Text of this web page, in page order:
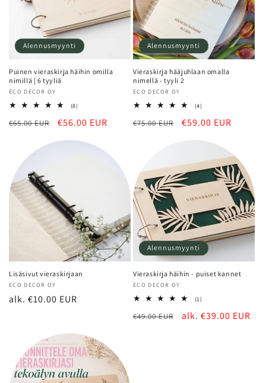
Alennusmyynti
Puinen vieraskirja häihin omilla
nimillä | 6 tyyliä
Myyjä:
ECO DECOR OY
(8)8
yhteensä
Normaalihinta
€65.00 EUR Alennushinta
€56.00 EUR
Alennusmyynti
Vieraskirja hääjuhlaan omalla
nimellä - tyyli 2
Myyjä:
ECO DECOR OY
(4)4
yhteensä
Normaalihinta
€75.00 EUR Alennushinta
€59.00 EUR
Lisäsivut vieraskirjaan
Myyjä:
ECO DECOR OY
Normaalihinta
alk. €10.00 EUR
Alennusmyynti
Vieraskirja häihin - puiset kannet
Myyjä:
ECO DECOR OY
(1)1
yhteensä
Normaalihinta
€49.00 EUR Alennushinta
alk. €39.00 EUR